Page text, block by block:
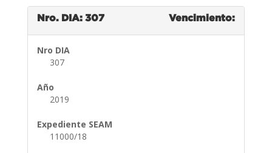
Nro. DIA: 307 Vencimiento:
Nro DIA
307
Año
2019
Expediente SEAM
11000/18